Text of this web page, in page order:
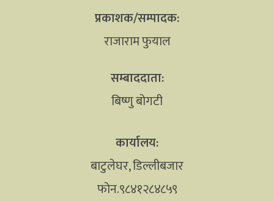
प्रकाशक/सम्पादक:
राजाराम फुयाल
सम्बाददाता:
बिष्णु बोगटी
कार्यालय:
बाटुलेघर, डिल्लीबजार
फोन.९८४१२८४८५९